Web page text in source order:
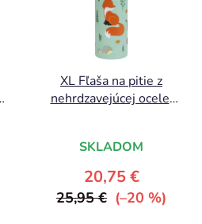
XL Fľaša na pitie z
nehrdzavejúcej ocele:
SKLADOM
20,75 €
25,95 € (–20 %)